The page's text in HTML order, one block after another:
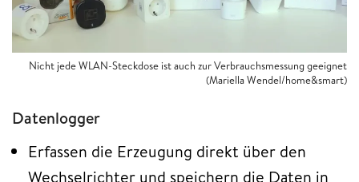
Nicht jede WLAN-Steckdose ist auch zur Verbrauchsmessung geeignet
(Mariella Wendel/home&smart)
Datenlogger
Erfassen die Erzeugung direkt über den
Wechselrichter und speichern die Daten in